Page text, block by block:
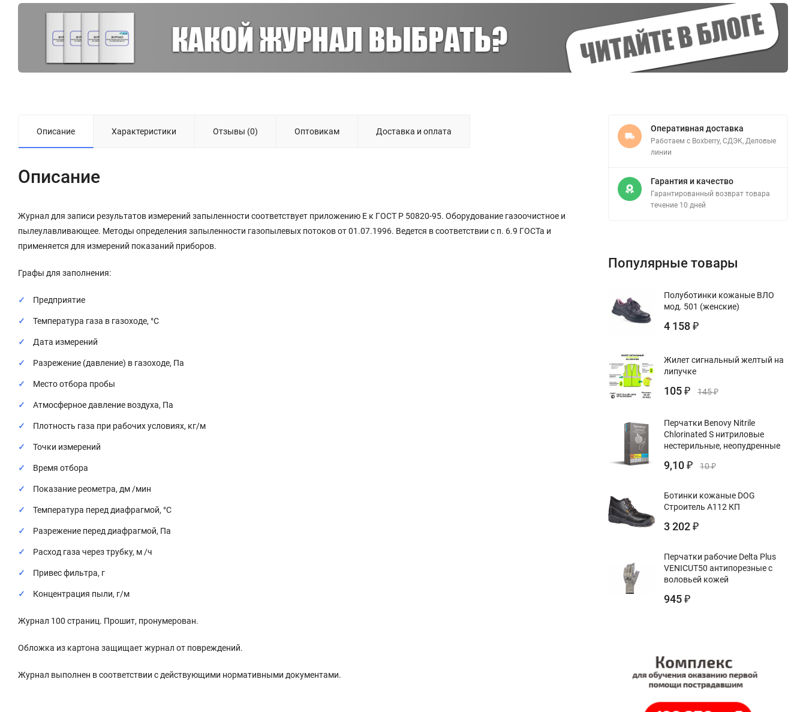
Описание Характеристики Отзывы (0) Оптовикам Доставка и оплата
Описание
Журнал для записи результатов измерений запыленности соответствует приложению Е к ГОСТ Р 50820-95. Оборудование газоочистное и
пылеулавливающее. Методы определения запыленности газопылевых потоков от 01.07.1996. Ведется в соответствии с п. 6.9 ГОСТа и
применяется для измерений показаний приборов.
Графы для заполнения:
Предприятие
Температура газа в газоходе, °С
Дата измерений
Разрежение (давление) в газоходе, Па
Место отбора пробы
Атмосферное давление воздуха, Па
Плотность газа при рабочих условиях, кг/м
Точки измерений
Время отбора
Показание реометра, дм /мин
Температура перед диафрагмой, °С
Разрежение перед диафрагмой, Па
Расход газа через трубку, м /ч
Привес фильтра, г
Концентрация пыли, г/м
Журнал 100 страниц. Прошит, пронумерован.
Обложка из картона защищает журнал от повреждений.
Журнал выполнен в соответствии с действующими нормативными документами.
Оперативная доставка
Работаем с Boxberry, СДЭК, Деловые
линии
Гарантия и качество
Гарантированный возврат товара
течение 10 дней
Популярные товары
Полуботинки кожаные ВЛО
мод. 501 (женские)
4 158 ₽
Жилет сигнальный желтый на
липучке
105 ₽ 145₽
Перчатки Benovy Nitrile
Chlorinated S нитриловые
нестерильные, неопудренные
9,10 ₽ 10₽
Ботинки кожаные DOG
Строитель А112 КП
3 202 ₽
Перчатки рабочие Delta Plus
VENICUT50 антипорезные с
воловьей кожей
945 ₽